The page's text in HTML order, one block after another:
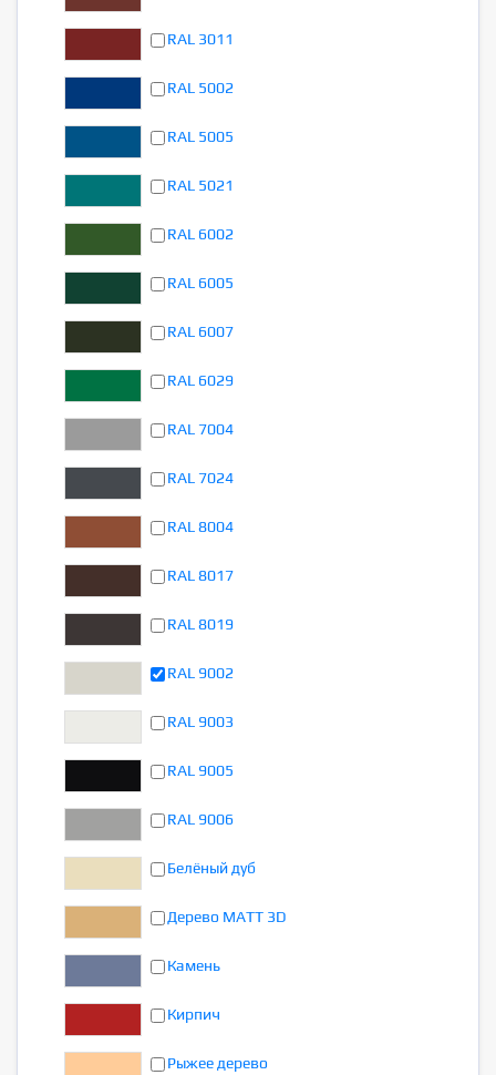
RAL 3011
RAL 5002
RAL 5005
RAL 5021
RAL 6002
RAL 6005
RAL 6007
RAL 6029
RAL 7004
RAL 7024
RAL 8004
RAL 8017
RAL 8019
RAL 9002
RAL 9003
RAL 9005
RAL 9006
Белёный дуб
Дерево MATT 3D
Камень
Кирпич
Рыжее дерево